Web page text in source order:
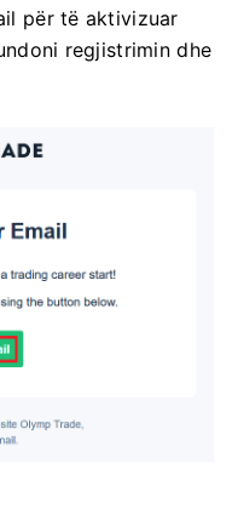
për të aktivizuar
regjistrimin dhe